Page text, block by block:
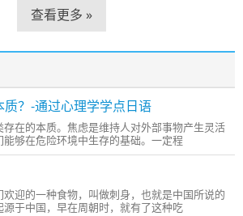
查看更多 »
？-通过心理学学点日语
在的本质。焦虑是维持人对外部事物产生灵活
够在危险环境中生存的基础。一定程
迎的一种食物，叫做刺身，也就是中国所说的
于中国，早在周朝时，就有了这种吃